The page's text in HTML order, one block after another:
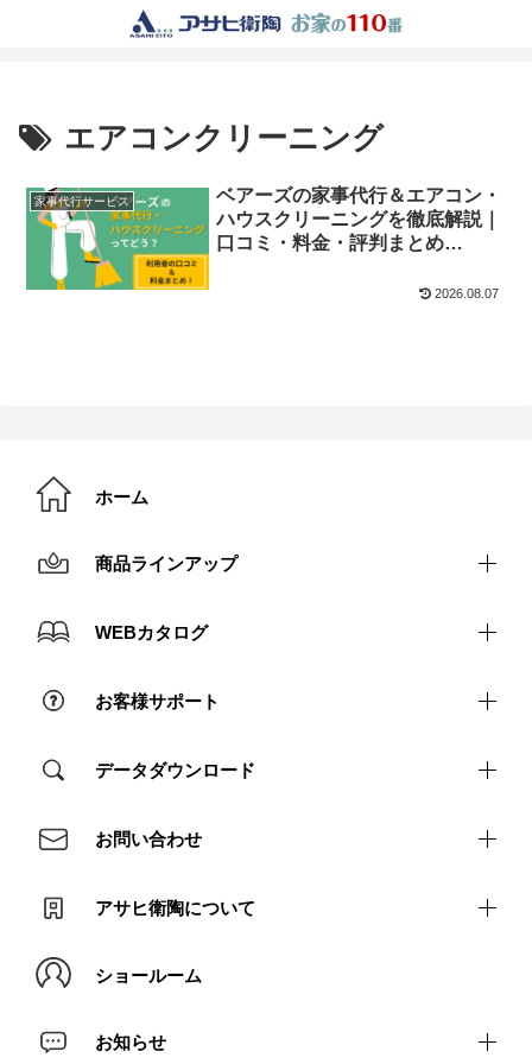
エアコンクリーニング
家事代行サービス
ベアーズの家事代行＆エアコン・
ハウスクリーニングを徹底解説｜
口コミ・料金・評判まとめ
2026.08.07
ホーム
商品ラインアップ
洗面まわり
トイレまわり
ユニットバス
WEBカタログ
カタログ請求
お客様サポート
アフターサポート（個人）
アフターサポート（法人）
よくあるご質問
データダウンロード
取説・施工説明書ダウンロード
図面ダウンロード
商品画像ダウンロード
お問い合わせ
プライバシーポリシー
アサヒ衛陶について
会社案内
代表ご挨拶
ショールーム
お知らせ